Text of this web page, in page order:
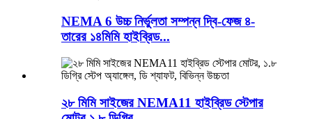
NEMA 6 উচ্চ নির্ভুলতা সম্পন্ন দ্বি-ফেজ ৪-
তারের ১৪মিমি হাইব্রিড...
২৮ মিমি সাইজের NEMA11 হাইব্রিড স্টেপার